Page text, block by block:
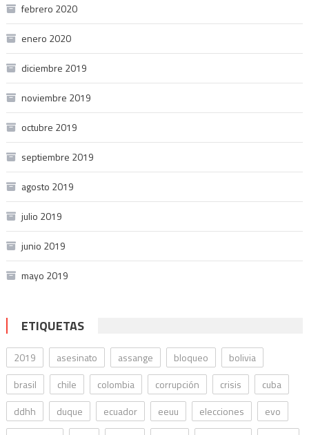
febrero 2020
enero 2020
diciembre 2019
noviembre 2019
octubre 2019
septiembre 2019
agosto 2019
julio 2019
junio 2019
mayo 2019
ETIQUETAS
2019 asesinato assange bloqueo
bolivia
brasil
chile colombia corrupción crisis
cuba
ddhh
duque ecuador eeuu elecciones
evo